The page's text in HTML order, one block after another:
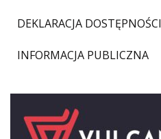
DEKLARACJA DOSTĘPNOŚCI
INFORMACJA PUBLICZNA